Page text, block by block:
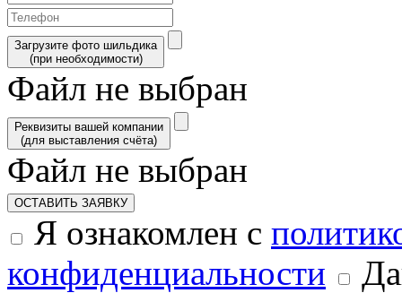
Загрузите фото шильдика
(при необходимости)
Файл не выбран
Реквизиты вашей компании
(для выставления счёта)
Файл не выбран
ОСТАВИТЬ ЗАЯВКУ
Я ознакомлен с
конфиденциальности